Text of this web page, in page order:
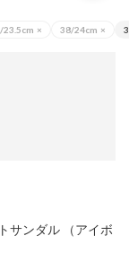
23.5cm × 38/24cm ×
サンダル （アイボ